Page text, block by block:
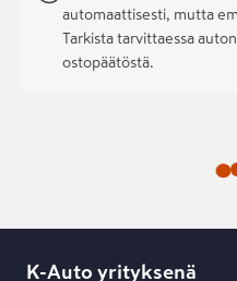
automaattisesti, mutta
Tarkista tarvittaessa
ostopäätöstä.
K-Auto yrityksenä